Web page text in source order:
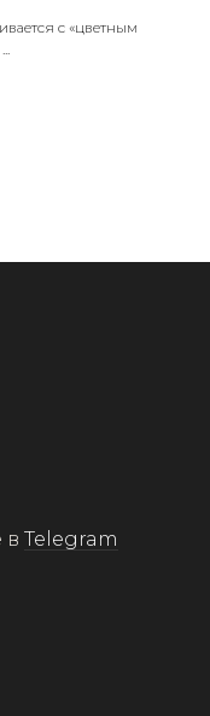
с «цветным
в Telegram